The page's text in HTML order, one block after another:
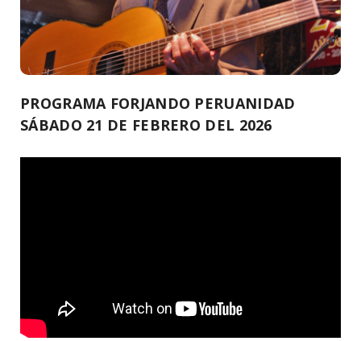
PROGRAMA FORJANDO PERUANIDAD
SÁBADO 21 DE FEBRERO DEL 2026